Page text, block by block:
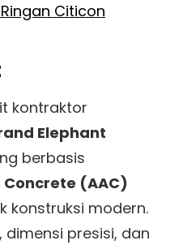
Citicon
kontraktor
Elephant
berbasis
(AAC)
konstruksi modern.
presisi, dan